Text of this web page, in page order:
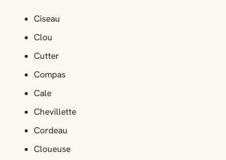
Ciseau
Clou
Cutter
Compas
Cale
Chevillette
Cordeau
Cloueuse